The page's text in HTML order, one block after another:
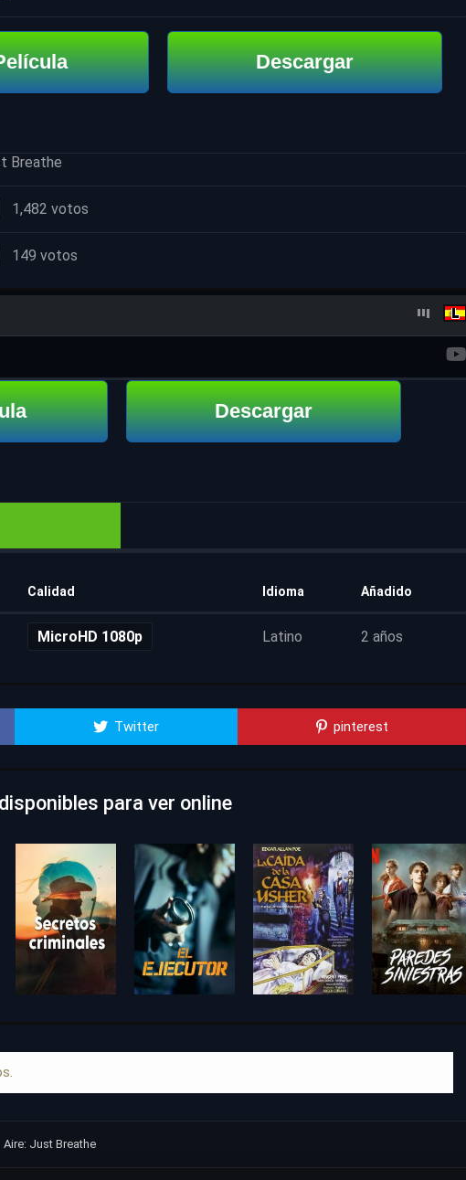
Descargar
Breathe
1,482 votos
149 votos
Descargar
Calidad Idioma Añadido
MicroHD 1080p Latino 2 años
Twitter pinterest
para ver online
Aire: Just Breathe